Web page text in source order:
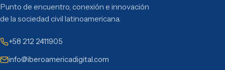
Punto de encuentro, conexión e innovación
de la sociedad civil latinoamericana.
+58 212 2411905
info@iberoamericadigital.com